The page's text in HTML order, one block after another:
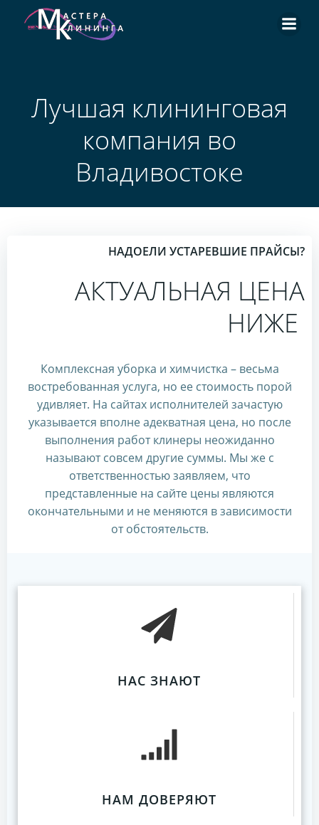
Лучшая клининговая
компания во
Владивостоке
НАДОЕЛИ УСТАРЕВШИЕ ПРАЙСЫ?
АКТУАЛЬНАЯ ЦЕНА
НИЖЕ
Комплексная уборка и химчистка – весьма
востребованная услуга, но ее стоимость порой
удивляет. На сайтах исполнителей зачастую
указывается вполне адекватная цена, но после
выполнения работ клинеры неожиданно
называют совсем другие суммы. Мы же с
ответственностью заявляем, что
представленные на сайте цены являются
окончательными и не меняются в зависимости
от обстоятельств.
НАС ЗНАЮТ
НАМ ДОВЕРЯЮТ